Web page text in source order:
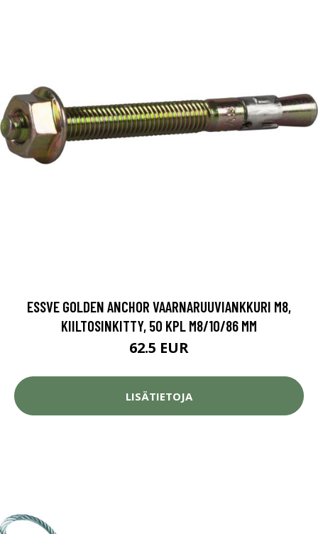
ESSVE GOLDEN ANCHOR VAARNARUUVIANKKURI M8,
KIILTOSINKITTY, 50 KPL M8/10/86 MM
62.5 EUR
LISÄTIETOJA